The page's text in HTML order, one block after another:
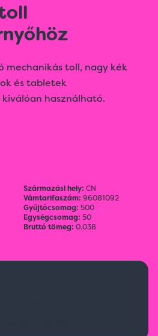
mechanikás toll, nagy kék
és tabletek
használható.
Származási hely: CN
Vámtarifaszám: 96081092
Gyűjtőcsomag: 500
Egységcsomag: 50
Bruttó tömeg: 0.038